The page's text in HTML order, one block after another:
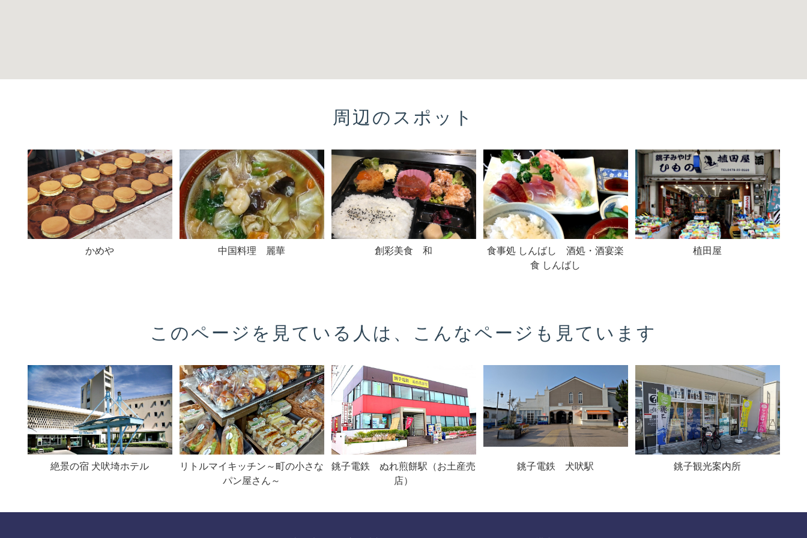
周辺のスポット
かめや 中国料理 麗華 創彩美食 和
食事処 しんばし 酒処・酒宴楽
食 しんばし
植田屋
このページを見ている人は、こんなページも見ています
絶景の宿 犬吠埼ホテル
リトルマイキッチン～町の小さな
パン屋さん～
銚子電鉄 ぬれ煎餅駅（お土産売
店）
銚子電鉄 犬吠駅 銚子観光案内所